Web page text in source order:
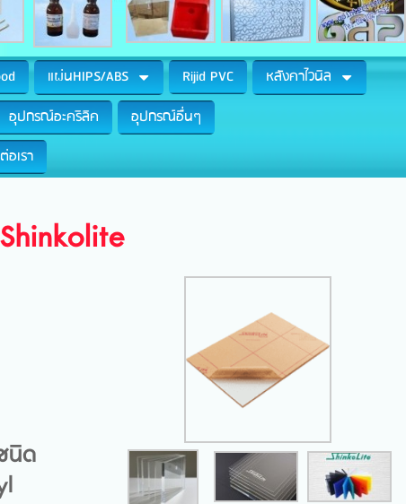
แผ่นHIPS/ABS Rijid PVC
หลังคาไวนิล
อุปกรณ์อะคริลิค
อุปกรณ์อื่นๆ
เรา
นิด